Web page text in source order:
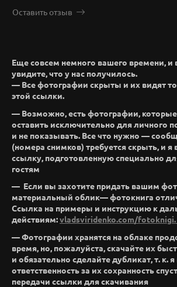
Оставить отзыв
Еще совсем немного вашего времени, и
увидите, что у нас получилось.
— Все фотографии скрыты и их видят
этой ссылки.
— Возможно, есть фотографии,
оставить исключительно для личного
и не показывать. Все что нужно —
(номера снимков) требуется скрыть, и
ссылку, подготовленную специально
гостям
— Если вы захотите придать вашим
материальный облик— фотокнига
Ссылка на примеры и инструкцию к
действиям:vladsviridenko.com/fotoknigi.
— Фотографии хранятся на облаке
время, но, пожалуйста, скачайте их
и обязательно сделайте дубликат, т. к.
ответственность за их сохранность
передачи ссылки для скачивания